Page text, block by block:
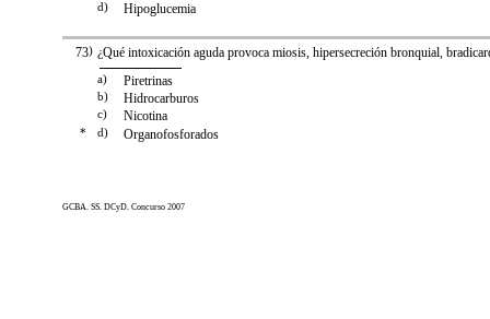
d) Hipoglucemia
)
73 ¿Qué intoxicación aguda provoca miosis, hipersecreción bronquial,
a) Piretrinas
b) Hidrocarburos
c) Nicotina
* d) Organofosforados
GCBA. SS. DCyD. Concurso 2007